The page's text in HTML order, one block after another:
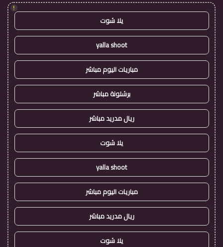
!
يلا شوت
yalla shoot
مباريات اليوم مباشر
برشلونة مباشر
ريال مدريد مباشر
يلا شوت
yalla shoot
مباريات اليوم مباشر
ريال مدريد مباشر
يلا شوت